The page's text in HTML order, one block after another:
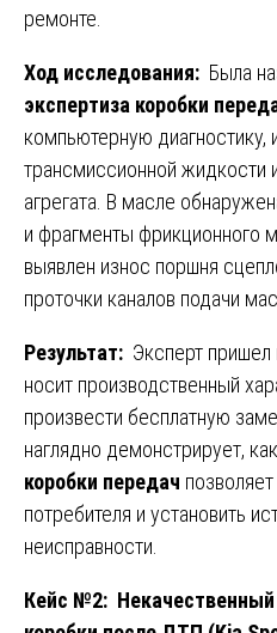
ремонте.
Ход исследования: Была
экспертиза коробки
компьютерную диагностику,
трансмиссионной жидкости
агрегата. В масле
и фрагменты фрикционного
выявлен износ поршня
проточки каналов подачи
Результат: Эксперт
носит производственный
произвести бесплатную
наглядно демонстрирует, как
коробки передач
потребителя и установить
неисправности.
Кейс №2: